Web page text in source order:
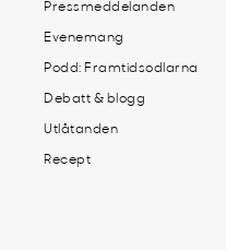
Pressmeddelanden
Evenemang
Podd: Framtidsodlarna
Debatt & blogg
Utlåtanden
Recept